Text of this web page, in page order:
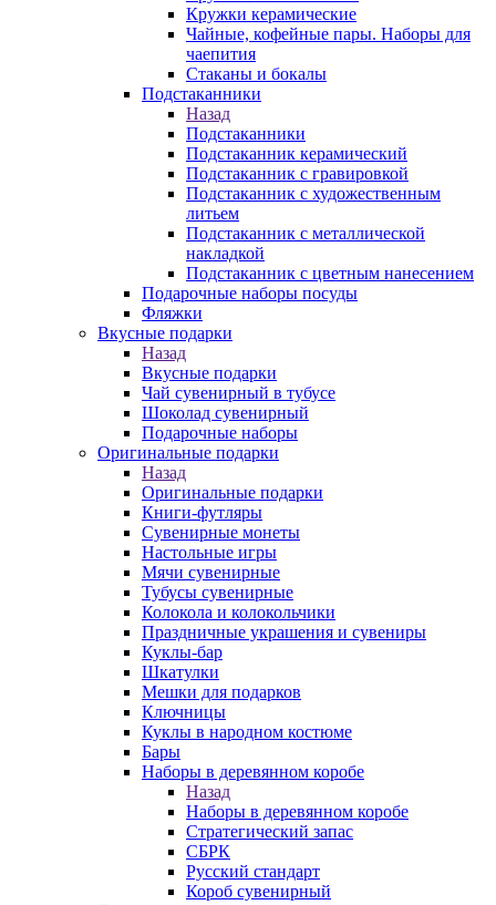
Кружки керамические
Чайные, кофейные пары. Наборы для
чаепития
Стаканы и бокалы
Подстаканники
Назад
Подстаканники
Подстаканник керамический
Подстаканник c гравировкой
Подстаканник с художественным
литьем
Подстаканник с металлической
накладкой
Подстаканник с цветным нанесением
Подарочные наборы посуды
Фляжки
Вкусные подарки
Назад
Вкусные подарки
Чай сувенирный в тубусе
Шоколад сувенирный
Подарочные наборы
Оригинальные подарки
Назад
Оригинальные подарки
Книги-футляры
Сувенирные монеты
Настольные игры
Мячи сувенирные
Тубусы сувенирные
Колокола и колокольчики
Праздничные украшения и сувениры
Куклы-бар
Шкатулки
Мешки для подарков
Ключницы
Куклы в народном костюме
Бары
Наборы в деревянном коробе
Назад
Наборы в деревянном коробе
Стратегический запас
СБРК
Русский стандарт
Короб сувенирный